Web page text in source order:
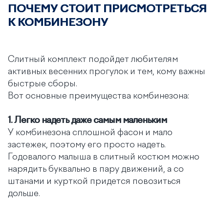
ПОЧЕМУ СТОИТ ПРИСМОТРЕТЬСЯ
К КОМБИНЕЗОНУ
Слитный комплект подойдет любителям
активных весенних прогулок и тем, кому важны
быстрые сборы.
Вот основные преимущества комбинезона:
1.Легко надеть даже самым маленьким
У комбинезона сплошной фасон и мало
застежек, поэтому его просто надеть.
Годовалого малыша в слитный костюм можно
нарядить буквально в пару движений, а со
штанами и курткой придется повозиться
дольше.